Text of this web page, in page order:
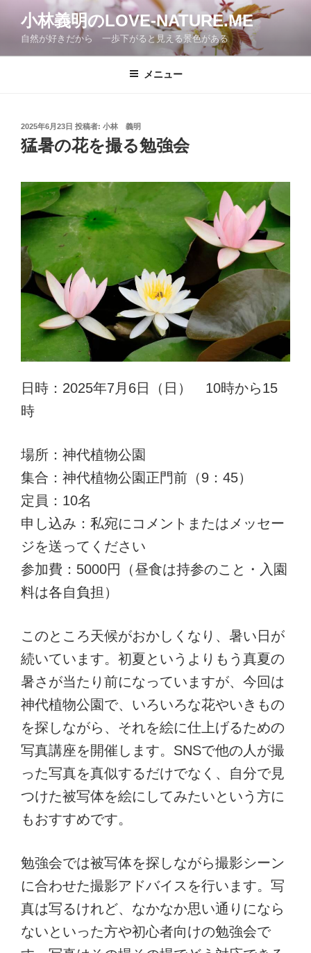
ン
小林義明のLOVE-NATURE.ME
自然が好きだから 一歩下がると見える景色がある
メニュー
投
稿
日:
2025年6月23日 投稿者: 小林 義明
猛暑の花を撮る勉強会
日時：2025年7月6日（日） 10時から15
時
場所：神代植物公園
集合：神代植物公園正門前（9：45）
定員：10名
申し込み：私宛にコメントまたはメッセー
ジを送ってください
参加費：5000円（昼食は持参のこと・入園
料は各自負担）
このところ天候がおかしくなり、暑い日が
続いています。初夏というよりもう真夏の
暑さが当たり前になっていますが、今回は
神代植物公園で、いろいろな花やいきもの
を探しながら、それを絵に仕上げるための
写真講座を開催します。SNSで他の人が撮
った写真を真似するだけでなく、自分で見
つけた被写体を絵にしてみたいという方に
もおすすめです。
勉強会では被写体を探しながら撮影シーン
に合わせた撮影アドバイスを行います。写
真は写るけれど、なかなか思い通りになら
ないといった方や初心者向けの勉強会で